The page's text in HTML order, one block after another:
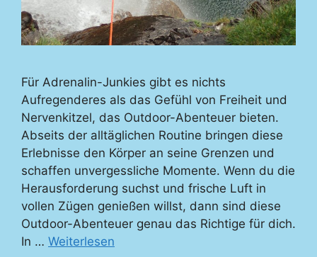
Für Adrenalin-Junkies gibt es nichts
Aufregenderes als das Gefühl von Freiheit und
Nervenkitzel, das Outdoor-Abenteuer bieten.
Abseits der alltäglichen Routine bringen diese
Erlebnisse den Körper an seine Grenzen und
schaffen unvergessliche Momente. Wenn du die
Herausforderung suchst und frische Luft in
vollen Zügen genießen willst, dann sind diese
Outdoor-Abenteuer genau das Richtige für dich.
In … Weiterlesen